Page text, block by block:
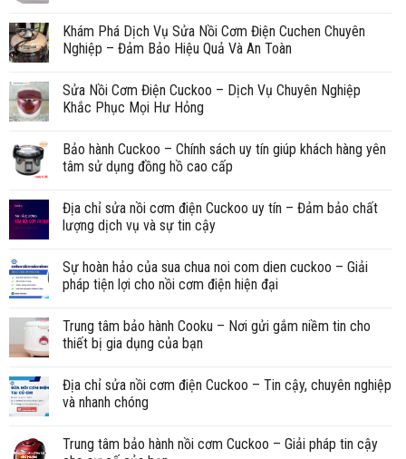
Khám Phá Dịch Vụ Sửa Nồi Cơm Điện Cuchen Chuyên
Nghiệp – Đảm Bảo Hiệu Quả Và An Toàn
Sửa Nồi Cơm Điện Cuckoo – Dịch Vụ Chuyên Nghiệp
Khắc Phục Mọi Hư Hỏng
Bảo hành Cuckoo – Chính sách uy tín giúp khách hàng yên
tâm sử dụng đồng hồ cao cấp
Địa chỉ sửa nồi cơm điện Cuckoo uy tín – Đảm bảo chất
lượng dịch vụ và sự tin cậy
Sự hoàn hảo của sua chua noi com dien cuckoo – Giải
pháp tiện lợi cho nồi cơm điện hiện đại
Trung tâm bảo hành Cooku – Nơi gửi gắm niềm tin cho
thiết bị gia dụng của bạn
Địa chỉ sửa nồi cơm điện Cuckoo – Tin cậy, chuyên nghiệp
và nhanh chóng
Trung tâm bảo hành nồi cơm Cuckoo – Giải pháp tin cậy